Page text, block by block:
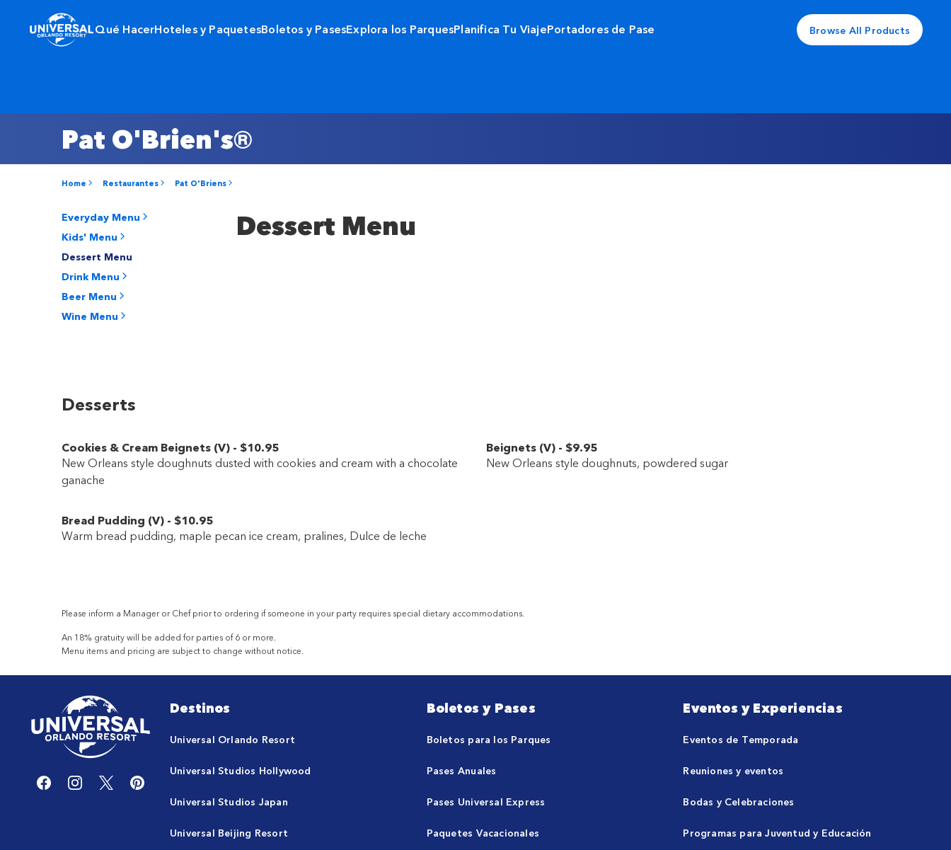
Qué HacerHoteles y PaquetesBoletos y PasesExplora los ParquesPlanifica Tu ViajePortadores de Pase Browse All Products
Pat O'Brien's®
Home Restaurantes Pat O'Briens
Everyday Menu
Kids' Menu
Dessert Menu
Drink Menu
Beer Menu
Wine Menu
Dessert Menu
Desserts
Cookies & Cream Beignets (V) - $10.95
New Orleans style doughnuts dusted with cookies and cream with a chocolate
ganache
Beignets (V) - $9.95
New Orleans style doughnuts, powdered sugar
Bread Pudding (V) - $10.95
Warm bread pudding, maple pecan ice cream, pralines, Dulce de leche
Please inform a Manager or Chef prior to ordering if someone in your party requires special dietary accommodations.
An 18% gratuity will be added for parties of 6 or more.
Menu items and pricing are subject to change without notice.
Destinos
Universal Orlando Resort
Universal Studios Hollywood
Universal Studios Japan
Universal Beijing Resort
Boletos y Pases
Boletos para los Parques
Pases Anuales
Pases Universal Express
Paquetes Vacacionales
Eventos y Experiencias
Eventos de Temporada
Reuniones y eventos
Bodas y Celebraciones
Programas para Juventud y Educación